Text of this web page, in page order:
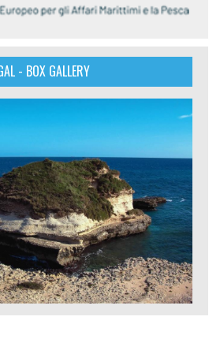
- BOX GALLERY